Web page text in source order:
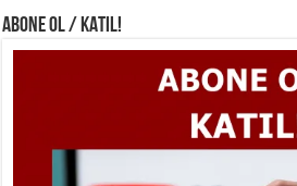
ABONE OL / KATIL!